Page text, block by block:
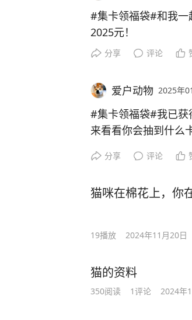
#集卡领福袋#和我一
2025元！
分享 评论
爱户动物 2025年
#集卡领福袋#我已获
来看看你会抽到什么
分享 评论
猫咪在棉花上，你
19播放 2024年11月20日
猫的资料
350阅读 1评论 2024年